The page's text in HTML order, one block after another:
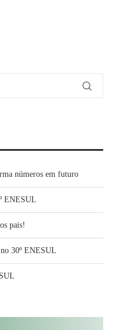
números em futuro
ENESUL
pais!
30º ENESUL